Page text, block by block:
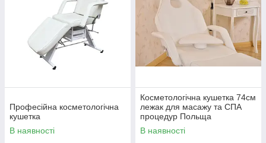
Професійна косметологічна
кушетка
В наявності
Косметологічна кушетка 74см
лежак для масажу та СПА
процедур Польща
педикюрна
В наявності